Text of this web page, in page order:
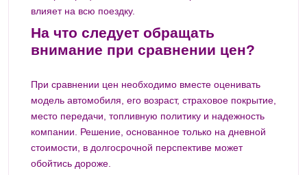
влияет на всю поездку.
На что следует обращать
внимание при сравнении цен?
При сравнении цен необходимо вместе оценивать
модель автомобиля, его возраст, страховое покрытие,
место передачи, топливную политику и надежность
компании. Решение, основанное только на дневной
стоимости, в долгосрочной перспективе может
обойтись дороже.